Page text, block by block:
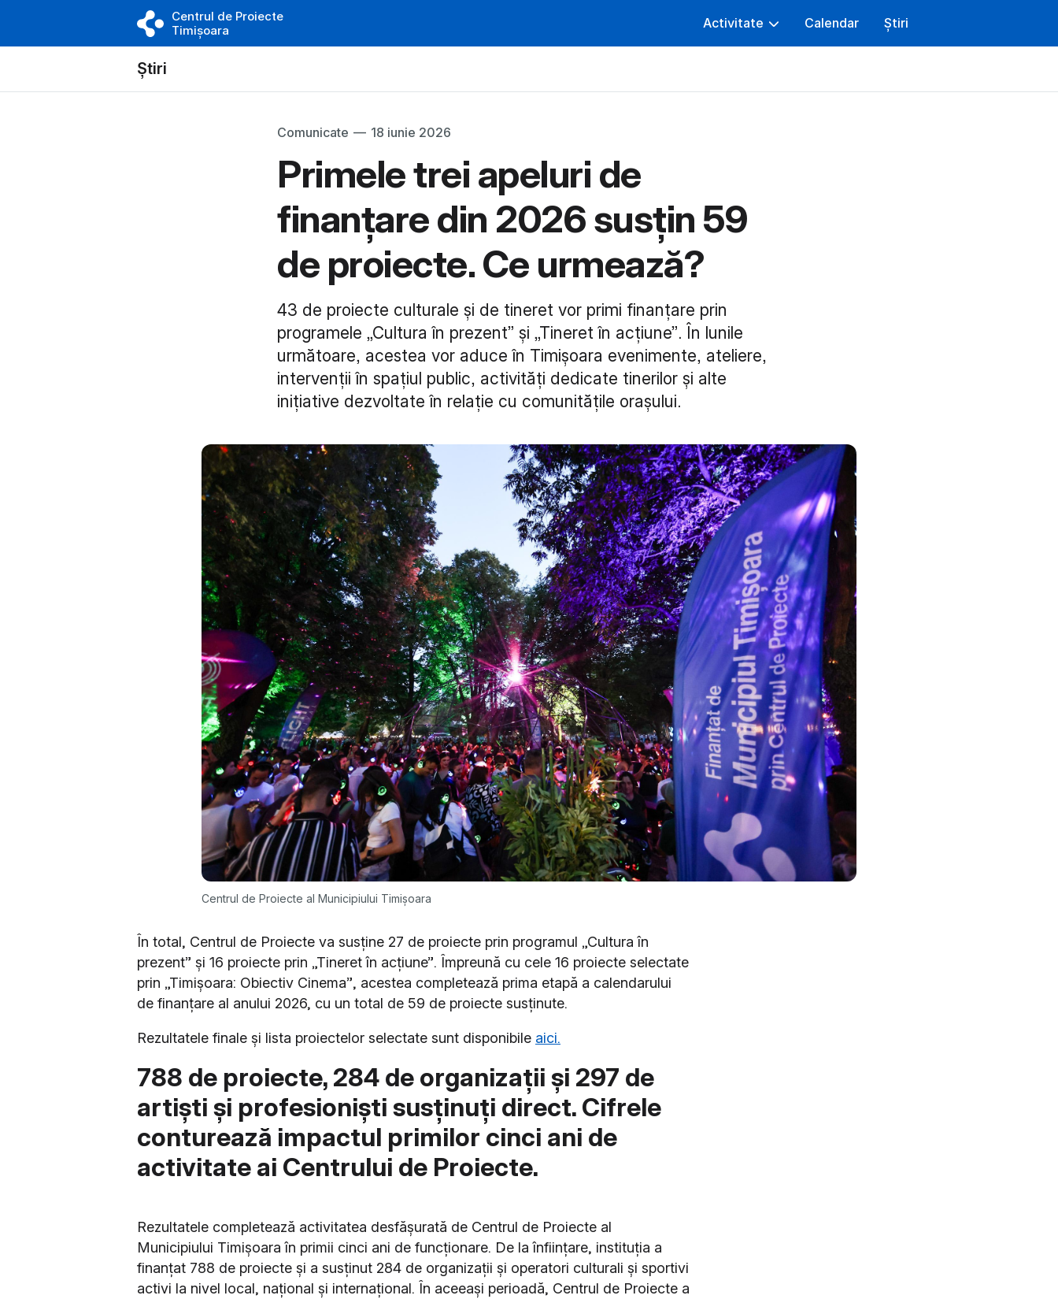
Centrul de Proiecte
Timișoara
Activitate Calendar Știri
Știri
Comunicate — 18 iunie 2026
Primele trei apeluri de
finanțare din 2026 susțin 59
de proiecte. Ce urmează?
43 de proiecte culturale și de tineret vor primi finanțare prin
programele „Cultura în prezent” și „Tineret în acțiune”. În lunile
următoare, acestea vor aduce în Timișoara evenimente, ateliere,
intervenții în spațiul public, activități dedicate tinerilor și alte
inițiative dezvoltate în relație cu comunitățile orașului.
Centrul de Proiecte al Municipiului Timișoara
În total, Centrul de Proiecte va susține 27 de proiecte prin programul „Cultura în
prezent” și 16 proiecte prin „Tineret în acțiune”. Împreună cu cele 16 proiecte selectate
prin „Timișoara: Obiectiv Cinema”, acestea completează prima etapă a calendarului
de finanțare al anului 2026, cu un total de 59 de proiecte susținute.
Rezultatele finale și lista proiectelor selectate sunt disponibile aici.
788 de proiecte, 284 de organizații și 297 de
artiști și profesioniști susținuți direct. Cifrele
conturează impactul primilor cinci ani de
activitate ai Centrului de Proiecte.
Rezultatele completează activitatea desfășurată de Centrul de Proiecte al
Municipiului Timișoara în primii cinci ani de funcționare. De la înființare, instituția a
finanțat 788 de proiecte și a susținut 284 de organizații și operatori culturali și sportivi
activi la nivel local, național și internațional. În aceeași perioadă, Centrul de Proiecte a